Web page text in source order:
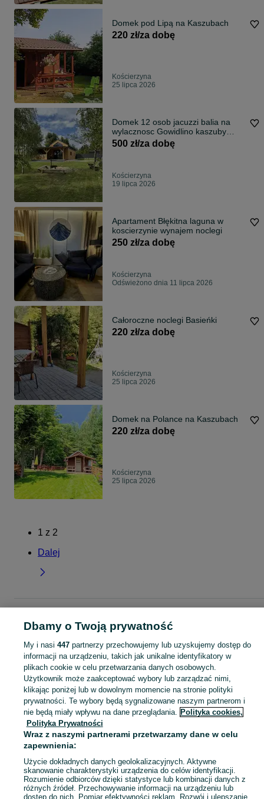
Domek pod Lipą na Kaszubach
220 zł/za dobę
Kościerzyna
25 lipca 2026
Domek 12 osob jacuzzi balia na
wylacznosc Gowidlino kaszuby
staw jezioro plaza
500 zł/za dobę
Kościerzyna
19 lipca 2026
Apartament Błękitna laguna w
koscierzynie wynajem noclegi
250 zł/za dobę
Kościerzyna
Odświeżono dnia 11 lipca 2026
Całoroczne noclegi Basieńki
220 zł/za dobę
Kościerzyna
25 lipca 2026
Domek na Polance na Kaszubach
220 zł/za dobę
Kościerzyna
25 lipca 2026
1 z 2
Dalej
Polska - Kościerzyna
KATEGORIA
Zobacz
Mapa kategorii
Mapa miejscowości
Mapa ministron
Popularne wyszukiwania
Dbamy o Twoją prywatność
My i nasi 447partnerzy przechowujemy lub uzyskujemy dostęp do
informacji na urządzeniu, takich jak unikalne identyfikatory w
plikach cookie w celu przetwarzania danych osobowych.
Użytkownik może zaakceptować wybory lub zarządzać nimi,
klikając poniżej lub w dowolnym momencie na stronie polityki
prywatności. Te wybory będą sygnalizowane naszym partnerom i
nie będą miały wpływu na dane przeglądania. Polityka cookies,
Polityka Prywatności
Wraz z naszymi partnerami przetwarzamy dane w celu
zapewnienia:
Użycie dokładnych danych geolokalizacyjnych. Aktywne
skanowanie charakterystyki urządzenia do celów identyfikacji.
Rozumienie odbiorców dzięki statystyce lub kombinacji danych z
różnych źródeł. Przechowywanie informacji na urządzeniu lub
dostęp do nich. Pomiar efektywności reklam. Rozwój i ulepszanie